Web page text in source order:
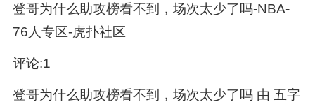
登哥为什么助攻榜看不到，场次太少了吗-NBA-
76人专区-虎扑社区
评论:1
登哥为什么助攻榜看不到，场次太少了吗 由 五字